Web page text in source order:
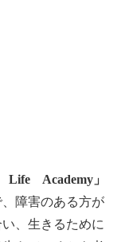
Life Academy」
、障害のある方が
、生きるために